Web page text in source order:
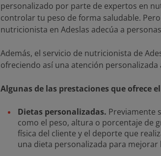
personalizado por parte de expertos en
controlar tu peso de forma saludable.
nutricionista en Adeslas adecúa a
Además, el servicio de nutricionista de
ofreciendo así una atención
Algunas de las prestaciones que ofrece
Dietas personalizadas. Previamente
como el peso, altura o porcentaje de
física del cliente y el deporte que
una dieta personalizada para